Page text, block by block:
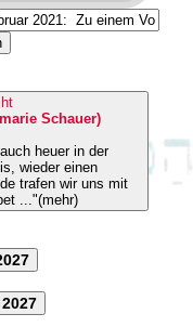
Schauer)
heuer in der
wieder einen
..."(mehr)